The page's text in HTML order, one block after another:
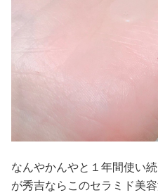
なんやかんやと１年間使い
が秀吉ならこのセラミド美